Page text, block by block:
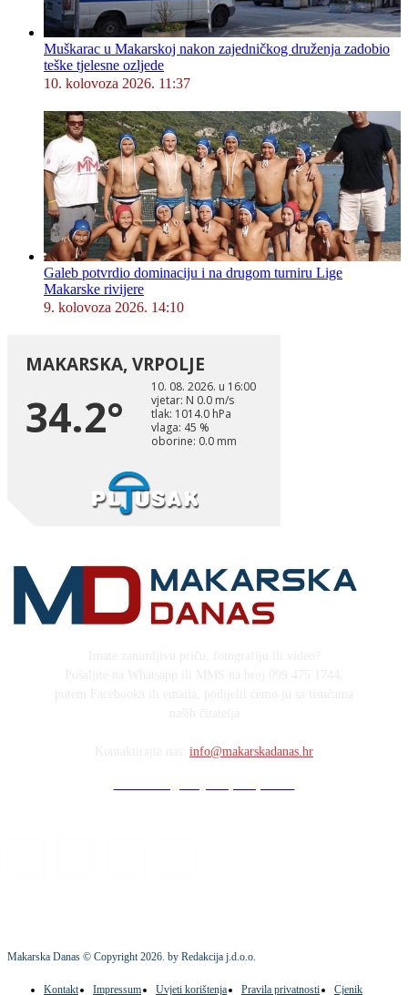
Muškarac u Makarskoj nakon zajedničkog druženja zadobio
teške tjelesne ozljede
10. kolovoza 2026. 11:37
Galeb potvrdio dominaciju i na drugom turniru Lige
Makarske rivijere
9. kolovoza 2026. 14:10
info@makarskadanas.hr
Makarska Danas © Copyright2026. by Redakcija j.d.o.o.
Kontakt Impressum Uvjeti korištenja Pravila privatnosti
Cjenik